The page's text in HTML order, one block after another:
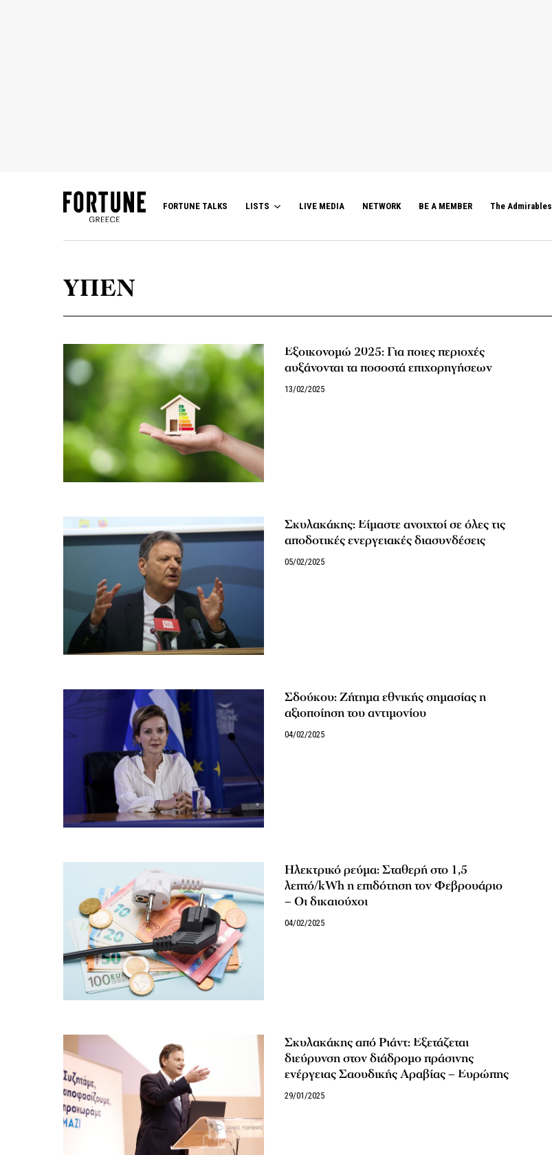
FORTUNE TALKS LISTS LIVE MEDIA NETWORK BE A MEMBER The Admirables
ΥΠΕΝ
Εξοικονομώ 2025: Για ποιες περιοχές
αυξάνονται τα ποσοστά επιχορηγήσεων
13/02/2025
Σκυλακάκης: Είμαστε ανοιχτοί σε όλες τις
αποδοτικές ενεργειακές διασυνδέσεις
05/02/2025
Σδούκου: Ζήτημα εθνικής σημασίας η
αξιοποίηση του αντιμονίου
04/02/2025
Ηλεκτρικό ρεύμα: Σταθερή στο 1,5
λεπτό/kWh η επιδότηση τον Φεβρουάριο
– Οι δικαιούχοι
04/02/2025
Σκυλακάκης από Ριάντ: Εξετάζεται
διεύρυνση στον διάδρομο πράσινης
ενέργειας Σαουδικής Αραβίας – Ευρώπης
29/01/2025